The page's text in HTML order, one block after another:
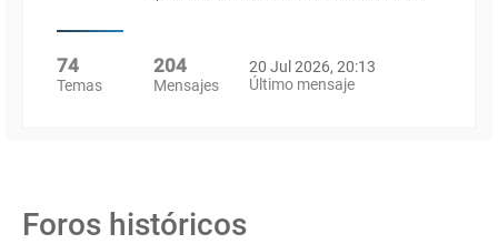
74
Temas
204
Mensajes
20 Jul 2026, 20:13
Último mensaje
Foros históricos